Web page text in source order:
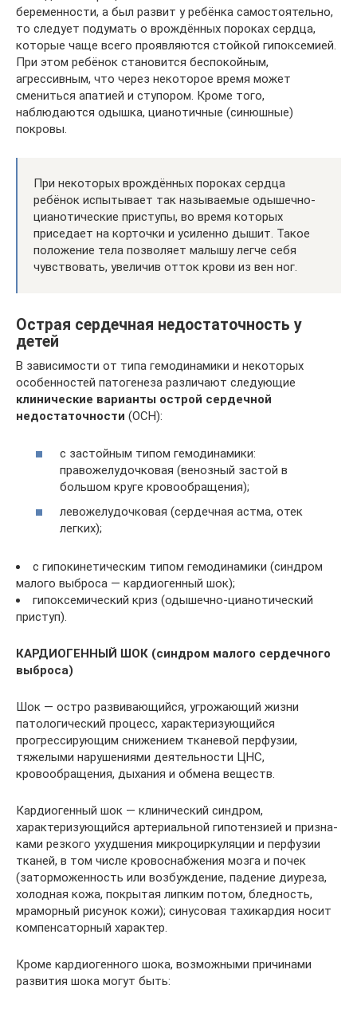
беременности, а был развит у ребёнка самостоятельно,
то следует подумать о врождённых пороках сердца,
которые чаще всего проявляются стойкой гипоксемией.
При этом ребёнок становится беспокойным,
агрессивным, что через некоторое время может
смениться апатией и ступором. Кроме того,
наблюдаются одышка, цианотичные (синюшные)
покровы.
При некоторых врождённых пороках сердца
ребёнок испытывает так называемые одышечно-
цианотические приступы, во время которых
приседает на корточки и усиленно дышит. Такое
положение тела позволяет малышу легче себя
чувствовать, увеличив отток крови из вен ног.
Острая сердечная недостаточность у
детей
В зависимости от типа гемодинамики и некоторых
особенностей патогенеза различают следующие
клинические варианты острой сердечной
недостаточности (ОСН):
с застойным типом гемодинамики:
правожелудочковая (венозный застой в
большом круге кровообращения);
левожелудочковая (сердечная астма, отек
легких);
с гипокинетическим типом гемодинамики (синдром
малого выброса — кардиогенный шок);
гипоксемический криз (одышечно-цианотический
приступ).
КАРДИОГЕННЫЙ ШОК (синдром малого сердечного
выброса)
Шок — остро развивающийся, угрожающий жизни
патологический процесс, характеризующийся
прогрессирующим снижением тканевой перфузии,
тяжелыми нарушениями деятельности ЦНС,
кровообращения, дыхания и обмена веществ.
Кардиогенный шок — клинический синдром,
характеризующийся артериальной гипотензией и призна-
ками резкого ухудшения микроциркуляции и перфузии
тканей, в том числе кровоснабжения мозга и почек
(заторможенность или возбуждение, падение диуреза,
холодная кожа, покрытая липким потом, бледность,
мраморный рисунок кожи); синусовая тахикардия носит
компенсаторный характер.
Кроме кардиогенного шока, возможными причинами
развития шока могут быть: